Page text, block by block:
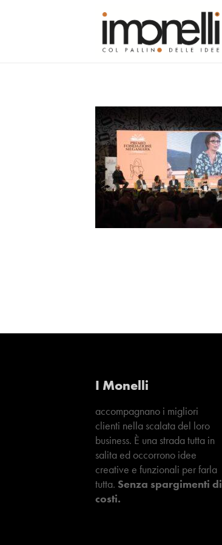
I Monelli
accompagnano i migliori
clienti nella scalata del loro
business. È una strada tutta in
salita ed occorrono idee
creative e funzionali per farla
tutta. Senza spargimenti di
costi.